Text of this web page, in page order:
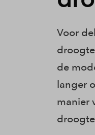
Voor
de
langer
manier